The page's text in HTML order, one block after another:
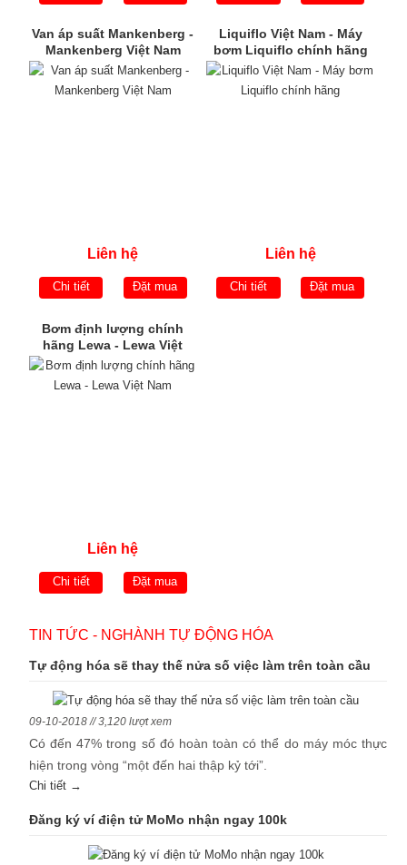
Van áp suất Mankenberg -
Mankenberg Việt Nam
Liên hệ
Chi tiết Đặt mua
Liquiflo Việt Nam - Máy
bơm Liquiflo chính hãng
Liên hệ
Chi tiết Đặt mua
Bơm định lượng chính
hãng Lewa - Lewa Việt
Nam
Liên hệ
Chi tiết Đặt mua
TIN TỨC - NGHÀNH TỰ ĐỘNG HÓA
Tự động hóa sẽ thay thế nửa số việc làm trên toàn cầu
09-10-2018 // 3,120 lượt xem
Có đến 47% trong số đó hoàn toàn có thể do máy móc thực
hiện trong vòng “một đến hai thập kỷ tới”.
Chi tiết →
Đăng ký ví điện tử MoMo nhận ngay 100k